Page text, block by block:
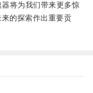
将为我们带来更多惊
的探索作出重要贡